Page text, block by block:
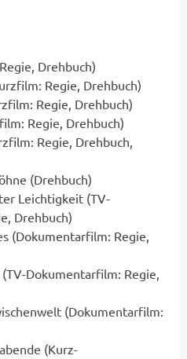
Drehbuch)
Regie, Drehbuch)
Regie, Drehbuch)
Regie, Drehbuch)
Regie, Drehbuch,
(Drehbuch)
Leichtigkeit (TV-
Drehbuch)
(Dokumentarfilm: Regie,
Dokumentarfilm: Regie,
(Dokumentarfilm:
(Kurz-